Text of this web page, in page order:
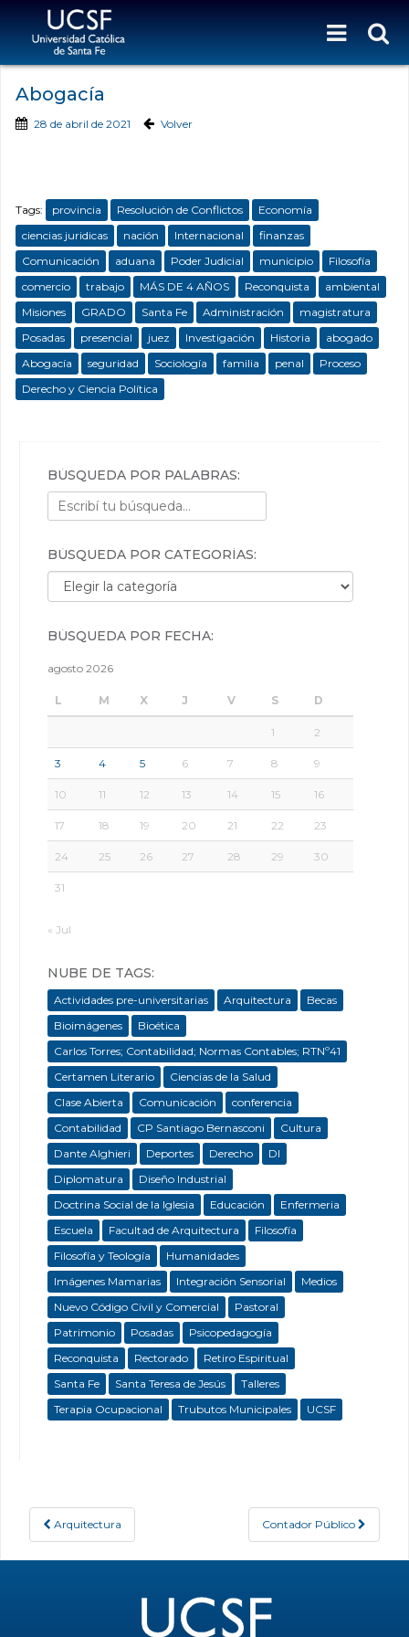
Abogacía
28 de abril de 2021 Volver
Tags: provincia Resolución de Conflictos
Economía
ciencias juridicas
nación Internacional
finanzas
Comunicación
aduana Poder Judicial municipio
Filosofía
comercio
trabajo MÁS DE 4 AÑOS Reconquista
ambiental
Misiones
GRADO Santa Fe Administración
magistratura
Posadas
presencial juez Investigación Historia
abogado
Abogacía
seguridad Sociología familia penal
Proceso
Derecho y Ciencia Política
BÚSQUEDA POR PALABRAS:
BÚSQUEDA POR CATEGORÍAS:
Búsqueda por categorías:
BÚSQUEDA POR FECHA:
agosto 2026
L M X J V S D
1 2
3 4 5 6 7 8 9
10 11 12 13 14 15 16
17 18 19 20 21 22 23
24 25 26 27 28 29 30
31
« Jul
NUBE DE TAGS:
Actividades pre-universitarias Arquitectura
Becas
Bioimágenes
Bioética
Carlos Torres; Contabilidad; Normas Contables; RTNº41
Certamen Literario
Ciencias de la Salud
Clase Abierta
Comunicación
conferencia
Contabilidad
CP Santiago Bernasconi
Cultura
Dante Alghieri
Deportes Derecho
DI
Diplomatura
Diseño Industrial
Doctrina Social de la Iglesia
Educación
Enfermeria
Escuela
Facultad de Arquitectura
Filosofía
Filosofía y Teología
Humanidades
Imágenes Mamarias
Integración Sensorial
Medios
Nuevo Código Civil y Comercial
Pastoral
Patrimonio
Posadas
Psicopedagogía
Reconquista
Rectorado
Retiro Espiritual
Santa Fe
Santa Teresa de Jesús
Talleres
Terapia Ocupacional
Trubutos Municipales UCSF
Post navigation
Arquitectura Contador Público